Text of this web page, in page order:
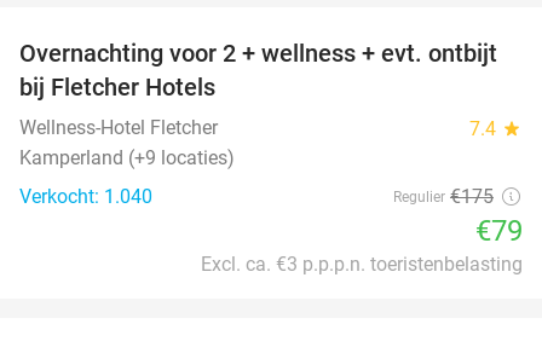
55%
Overnachting voor 2 + wellness + evt. ontbijt
bij Fletcher Hotels
Wellness-Hotel Fletcher 7.4 star
Kamperland (+9 locaties)
Verkocht: 1.040
Regulier €175
€79
Excl. ca. €3 p.p.p.n. toeristenbelasting